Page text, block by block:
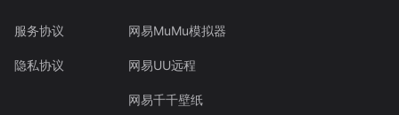
服务协议
隐私协议
网易MuMu模拟器
网易UU远程
网易千千壁纸